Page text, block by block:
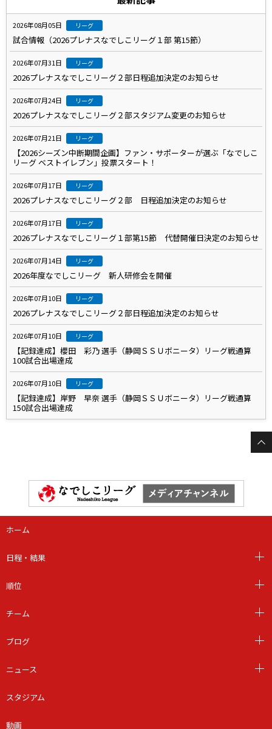
2026年08月05日 リーグ
試合情報（2026プレナスなでしこリーグ１部 第15節）
2026年07月31日 リーグ
2026プレナスなでしこリーグ２部日程追加決定のお知らせ
2026年07月24日 リーグ
2026プレナスなでしこリーグ２部スタジアム変更のお知らせ
2026年07月21日 リーグ
【2026シーズン中断期間企画】ファン・サポーターが選ぶ「なでしこ
リーグ ベストイレブン」投票スタート！
2026年07月17日 リーグ
2026プレナスなでしこリーグ２部 日程追加決定のお知らせ
2026年07月17日 リーグ
2026プレナスなでしこリーグ１部第15節 代替開催日決定のお知らせ
2026年07月14日 リーグ
2026年度なでしこリーグ 新人研修会を開催
2026年07月10日 リーグ
2026プレナスなでしこリーグ２部日程追加決定のお知らせ
2026年07月10日 リーグ
【記録達成】櫻田 彩乃 選手（静岡ＳＳＵボニータ）リーグ戦通算
100試合出場達成
2026年07月10日 リーグ
【記録達成】岸野 早奈 選手（静岡ＳＳＵボニータ）リーグ戦通算
150試合出場達成
ホーム
日程・結果
順位
チーム
ブログ
ニュース
スタジアム
動画